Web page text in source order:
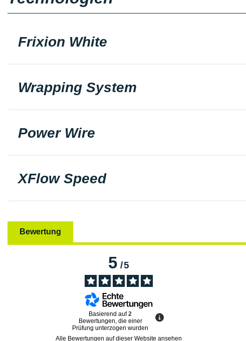
Frixion White
Wrapping System
Power Wire
XFlow Speed
Bewertung
5/5
Basierend auf2
Bewertungen, die einer
Prüfung unterzogen wurden
Alle Bewertungen auf dieser Website ansehen